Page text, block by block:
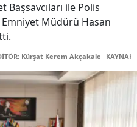
ile Polis
Müdürü Hasan
Kürşat Kerem Akçakale